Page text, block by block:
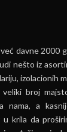
davne 2000
nešto iz
izolacionih
broj
nama, a
u krila da